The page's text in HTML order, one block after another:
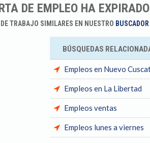
DE EMPLEO HA EXPIRADO
TRABAJO SIMILARES EN NUESTRO
BÚSQUEDAS
Empleos en Nuevo
Empleos en La Libertad
Empleos ventas
Empleos lunes a viernes